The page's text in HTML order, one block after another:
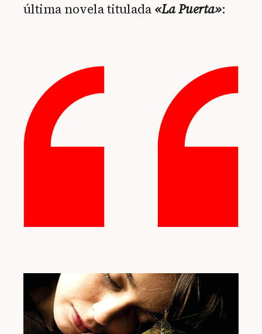
última novela titulada «La Puerta»: